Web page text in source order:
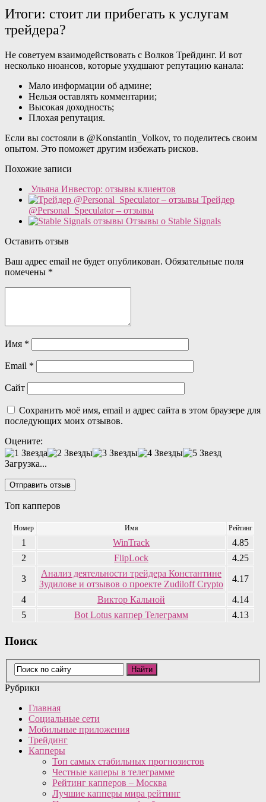
Итоги: стоит ли прибегать к услугам
трейдера?
Не советуем взаимодействовать с Волков Трейдинг. И вот
несколько нюансов, которые ухудшают репутацию канала:
Мало информации об админе;
Нельзя оставлять комментарии;
Высокая доходность;
Плохая репутация.
Если вы состояли в @Konstantin_Volkov, то поделитесь своим
опытом. Это поможет другим избежать рисков.
Похожие записи
Ульяна Инвестор: отзывы клиентов
Трейдер
@Personal_Speculator – отзывы
Отзывы о Stable Signals
Оставить отзыв
Ваш адрес email не будет опубликован. Обязательные поля
помечены *
Имя *
Email *
Сайт
Сохранить моё имя, email и адрес сайта в этом браузере для
последующих моих отзывов.
Оцените:
Загрузка...
Топ капперов
Номер Имя Рейтинг
1 WinTrack
4.85
2
FlipLock 4.25
3
Анализ деятельности трейдера Константине
Зудилове и отзывов о проекте Zudiloff Crypto
4.17
4 Виктор Кальной
4.14
5
Bot Lotus каппер Телеграмм 4.13
Поиск
Рубрики
Главная
Социальные сети
Мобильные приложения
Трейдинг
Капперы
Топ самых стабильных прогнозистов
Честные каперы в телеграмме
Рейтинг капперов – Москва
Лучшие капперы мира рейтинг